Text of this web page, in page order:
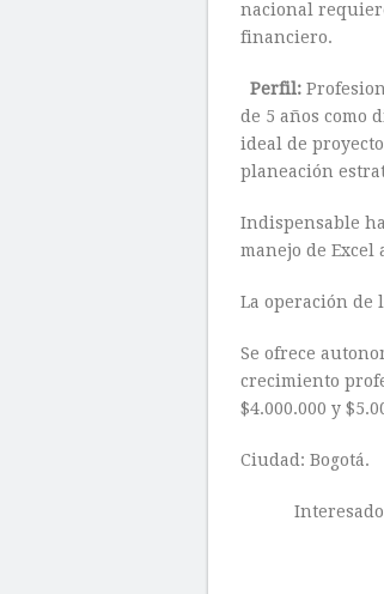
nacional
financiero.
Perfil:
de 5 años como
ideal de
planeación
Indispensable
manejo de Excel
La operación de
Se ofrece
crecimiento
$4.000.000 y
Ciudad: Bogotá.